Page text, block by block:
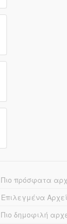
Πιο πρόσφατα
Επιλεγμένα
Πιο δημοφιλή